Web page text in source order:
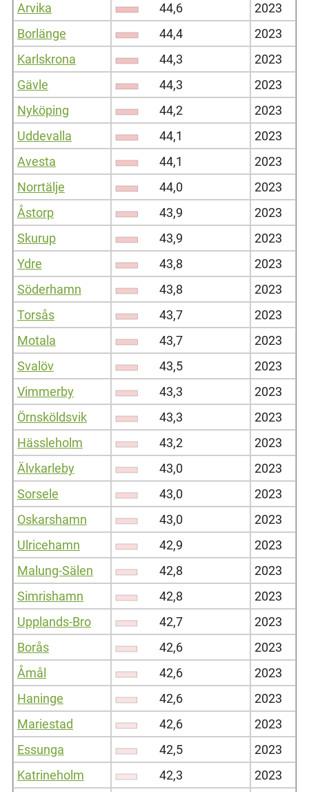
Arvika
44,6
2023
Borlänge
44,4
2023
Karlskrona
44,3
2023
Gävle
44,3
2023
Nyköping
44,2
2023
Uddevalla
44,1
2023
Avesta
44,1
2023
Norrtälje
44,0
2023
Åstorp
43,9
2023
Skurup
43,9
2023
Ydre
43,8
2023
Söderhamn
43,8
2023
Torsås
43,7
2023
Motala
43,7
2023
Svalöv
43,5
2023
Vimmerby
43,3
2023
Örnsköldsvik
43,3
2023
Hässleholm
43,2
2023
Älvkarleby
43,0
2023
Sorsele
43,0
2023
Oskarshamn
43,0
2023
Ulricehamn
42,9
2023
Malung-Sälen
42,8
2023
Simrishamn
42,8
2023
Upplands-Bro
42,7
2023
Borås
42,6
2023
Åmål
42,6
2023
Haninge
42,6
2023
Mariestad
42,6
2023
Essunga
42,5
2023
Katrineholm
42,3
2023